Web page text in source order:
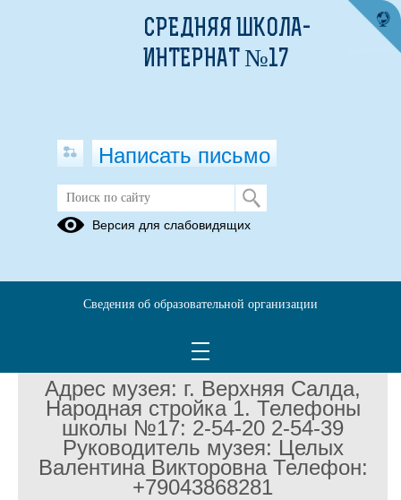
Адрес музея: г. Верхняя Салда,
Народная стройка 1. Телефоны
школы №17: 2-54-20 2-54-39
Руководитель музея: Целых
Валентина Викторовна Телефон:
+79043868281
СРЕДНЯЯ ШКОЛА-
ИНТЕРНАТ №17
Написать письмо
Версия для слабовидящих
Сведения об образовательной организации